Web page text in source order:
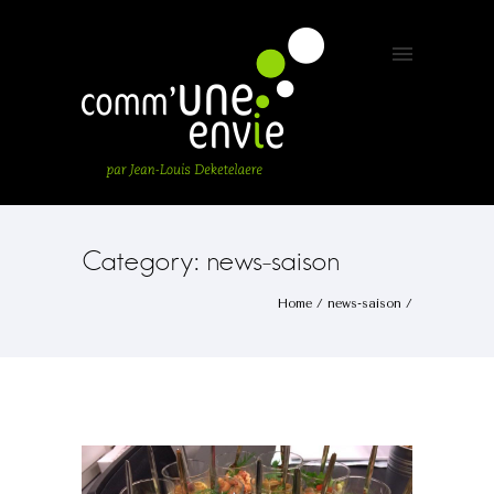
Category: news-saison
Home / news-saison /